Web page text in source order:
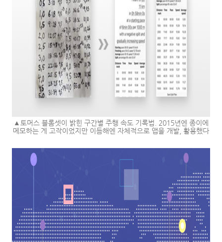
▲토머스 블롬셋이 밝힌 구간별 주행 속도 기록법. 2015년엔 종이에
메모하는 게 고작이었지만 이듬해엔 자체적으로 앱을 개발, 활용했다